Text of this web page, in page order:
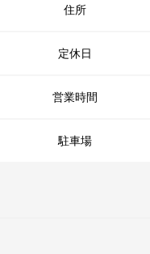
住所
定休日
営業時間
駐車場